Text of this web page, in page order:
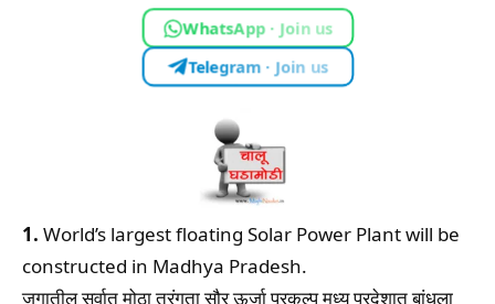
WhatsApp · Join us
Telegram · Join us
1. World’s largest floating Solar Power Plant will be
constructed in Madhya Pradesh.
जगातील सर्वात मोठा तरंगता सौर ऊर्जा प्रकल्प मध्य प्रदेशात बांधला